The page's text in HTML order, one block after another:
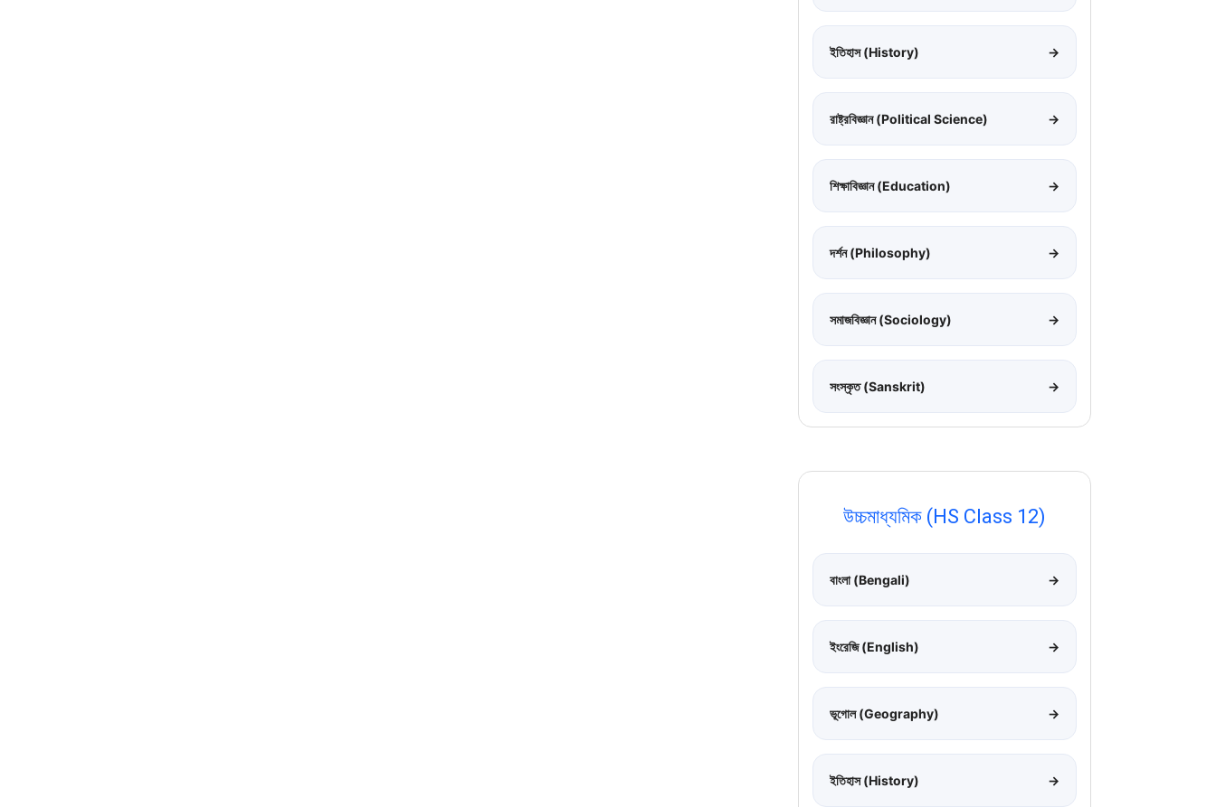
ইতিহাস (History) →
রাষ্ট্রবিজ্ঞান (Political Science) →
শিক্ষাবিজ্ঞান (Education) →
দর্শন (Philosophy) →
সমাজবিজ্ঞান (Sociology) →
সংস্কৃত (Sanskrit) →
উচ্চমাধ্যমিক (HS Class 12)
বাংলা (Bengali) →
ইংরেজি (English) →
ভূগোল (Geography) →
ইতিহাস (History) →